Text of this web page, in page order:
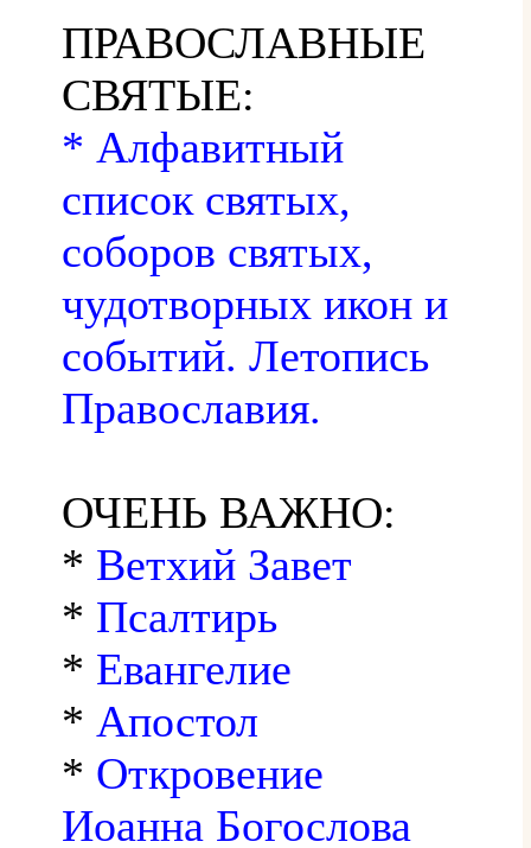
ПРАВОСЛАВНЫЕ
СВЯТЫЕ:
* Алфавитный
список святых,
соборов святых,
чудотворных икон и
событий. Летопись
Православия.
ОЧЕНЬ ВАЖНО:
* Ветхий Завет
* Псалтирь
* Евангелие
* Апостол
* Откровение
Иоанна Богослова